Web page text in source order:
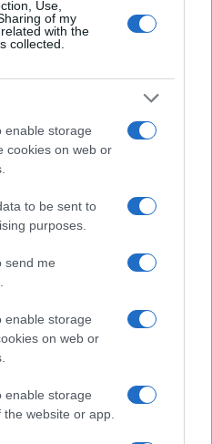
Use,
of my
with the
collected.
enable storage
cookies on web or
to be sent to
purposes.
send me
enable storage
on web or
enable storage
website or app.
SS27: le novità che stanno